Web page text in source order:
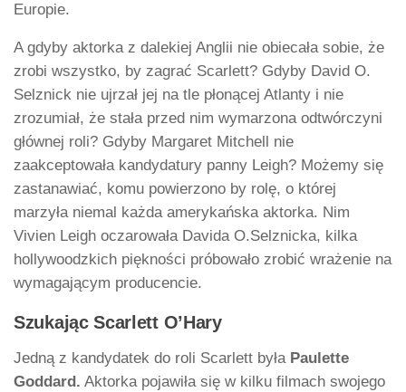
Europie.
A gdyby aktorka z dalekiej Anglii nie obiecała sobie, że
zrobi wszystko, by zagrać Scarlett? Gdyby David O.
Selznick nie ujrzał jej na tle płonącej Atlanty i nie
zrozumiał, że stała przed nim wymarzona odtwórczyni
głównej roli? Gdyby Margaret Mitchell nie
zaakceptowała kandydatury panny Leigh? Możemy się
zastanawiać, komu powierzono by rolę, o której
marzyła niemal każda amerykańska aktorka. Nim
Vivien Leigh oczarowała Davida O.Selznicka, kilka
hollywoodzkich piękności próbowało zrobić wrażenie na
wymagającym producencie.
Szukając Scarlett O’Hary
Jedną z kandydatek do roli Scarlett była Paulette
Goddard. Aktorka pojawiła się w kilku filmach swojego